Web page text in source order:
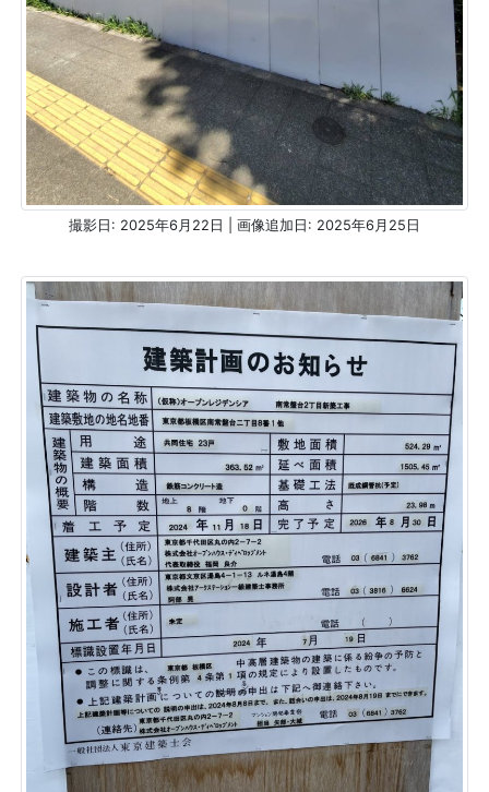
撮影日: 2025年6月22日 | 画像追加日: 2025年6月25日